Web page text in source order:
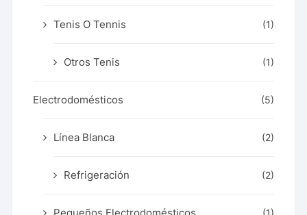
Tenis O Tennis (1)
Otros Tenis (1)
Electrodomésticos (5)
Línea Blanca (2)
Refrigeración (2)